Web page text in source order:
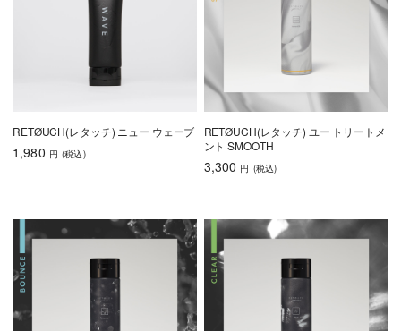
RETØUCH(レタッチ) ニュー ウェーブ
1,980 円 (税込)
RETØUCH(レタッチ) ユー トリートメ
ント SMOOTH
3,300 円 (税込)